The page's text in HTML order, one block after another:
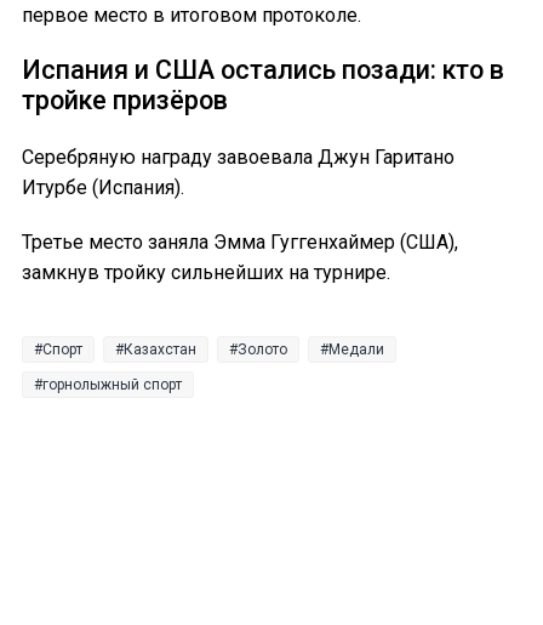
первое место в итоговом протоколе.
Испания и США остались позади: кто в
тройке призёров
Серебряную награду завоевала Джун Гаритано
Итурбе (Испания).
Третье место заняла Эмма Гуггенхаймер (США),
замкнув тройку сильнейших на турнире.
Спорт Казахстан Золото Медали
горнолыжный спорт